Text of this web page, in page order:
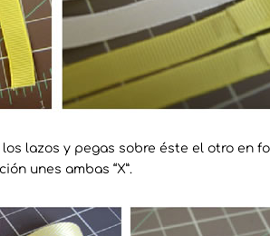
lazos y pegas sobre éste el otro en
unes ambas “X”.